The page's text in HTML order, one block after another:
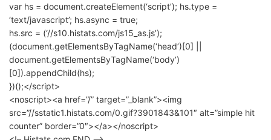
var hs = document.createElement(‘script’); hs.type =
‘text/javascript’; hs.async = true;
hs.src = (‘//s10.histats.com/js15_as.js’);
(document.getElementsByTagName(‘head’)[0] ||
document.getElementsByTagName(‘body’)
[0]).appendChild(hs);
})();</script>
<noscript><a href=”/” target=”_blank”><img
src=”//sstatic1.histats.com/0.gif?3901843&101″ alt=”simple hit
counter” border=”0″></a></noscript>